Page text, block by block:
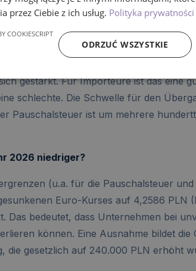
2025):4,6091 PLN
4,2586 PLN
gestärkt. Für Importeure ist das eine
schlechte. Die Schwelle für den
Pauschalsteuer ist um mehrere
2026 niedriger?
(u.a. für die Pauschalsteuer und
Euro-Kurses auf 4,2586 PLN
Das bedeutet, dass Unternehmen bei
können. Eine Ausnahme bildet die
die gesetzlich auf 240.000 PLN erhöht
przez Ciebie z ich usług. Polityka prywatności
ODRZUĆ WSZYSTKIE
COOKIESCRIPT